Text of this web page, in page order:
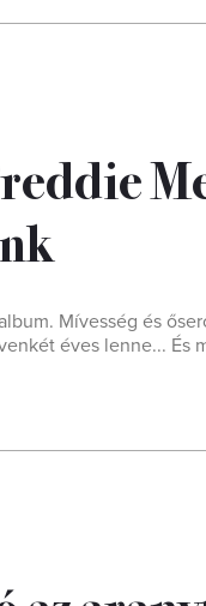
Mívesség és
éves lenne... És